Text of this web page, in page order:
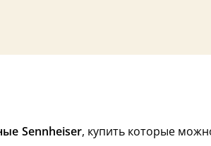
Sennheiser, купить которые